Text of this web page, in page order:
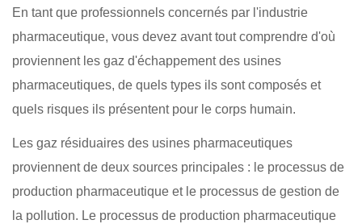
En tant que professionnels concernés par l'industrie
pharmaceutique, vous devez avant tout comprendre d'où
proviennent les gaz d'échappement des usines
pharmaceutiques, de quels types ils sont composés et
quels risques ils présentent pour le corps humain.
Les gaz résiduaires des usines pharmaceutiques
proviennent de deux sources principales : le processus de
production pharmaceutique et le processus de gestion de
la pollution. Le processus de production pharmaceutique